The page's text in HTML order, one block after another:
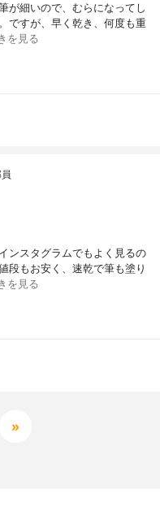
が細いので、むらになってし
ですが、早く乾き、何度も重
を見る
ンスタグラムでもよく見るの
段もお安く、速乾で筆も塗り
を見る
»